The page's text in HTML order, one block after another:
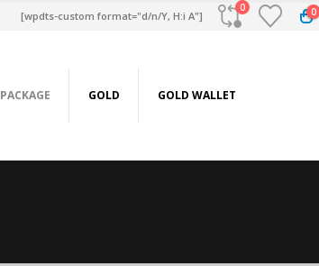
[wpdts-custom format="d/n/Y, H:i A"]
0 0
PACKAGE GOLD GOLD WALLET